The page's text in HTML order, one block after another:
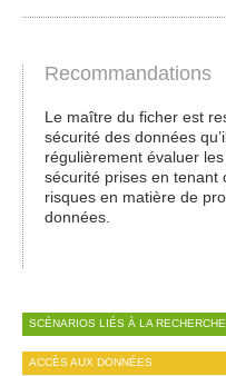
Recommandations
Le maître du ficher est
sécurité des données
régulièrement évaluer
sécurité prises en tenant
risques en matière de
données.
SCÉNARIOS LIÉS À LA RECHERCHE
ACCÈS AUX DONNÉES